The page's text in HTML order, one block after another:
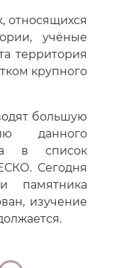
относящихся
учёные
территория
крупного
большую
данного
в список
Сегодня
памятника
изучение